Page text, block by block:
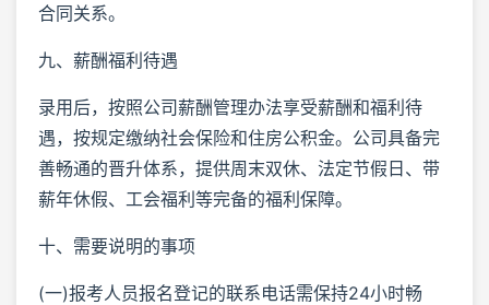
合同关系。
九、薪酬福利待遇
录用后，按照公司薪酬管理办法享受薪酬和福利待
遇，按规定缴纳社会保险和住房公积金。公司具备完
善畅通的晋升体系，提供周末双休、法定节假日、带
薪年休假、工会福利等完备的福利保障。
十、需要说明的事项
(一)报考人员报名登记的联系电话需保持24小时畅